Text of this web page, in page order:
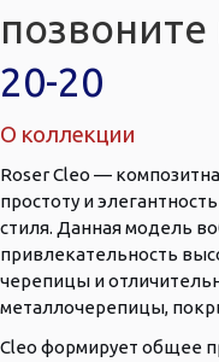
позвоните
20-20
О коллекции
Roser Cleo —
простоту и
стиля. Данная модель
привлекательность
черепицы и
металлочерепицы,
Cleo формирует общее